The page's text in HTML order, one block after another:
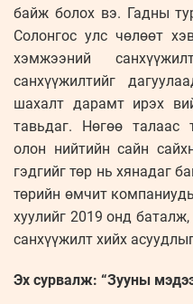
байж болох вэ. Гадны
Солонгос улс чөлөөт
хэмжээний
санхүүжилтийг
шахалт дарамт ирэх
тавьдаг. Нөгөө талаас
олон нийтийн сайн
гэдгийг төр нь хянадаг
төрийн өмчит
хуулийг 2019 онд
санхүүжилт хийх
Эх сурвалж: “Зууны